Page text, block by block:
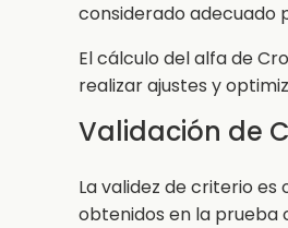
considerado adecuado
El cálculo del alfa de
realizar ajustes y
Validación de
La validez de criterio
obtenidos en la prueba